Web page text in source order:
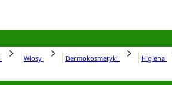
Włosy Dermokosmetyki Higiena